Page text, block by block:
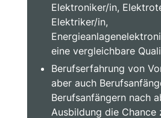
Elektroniker/in,
Elektriker/in,
eine vergleichbare
Berufserfahrung von
aber auch
Berufsanfängern nach
Ausbildung die Chance